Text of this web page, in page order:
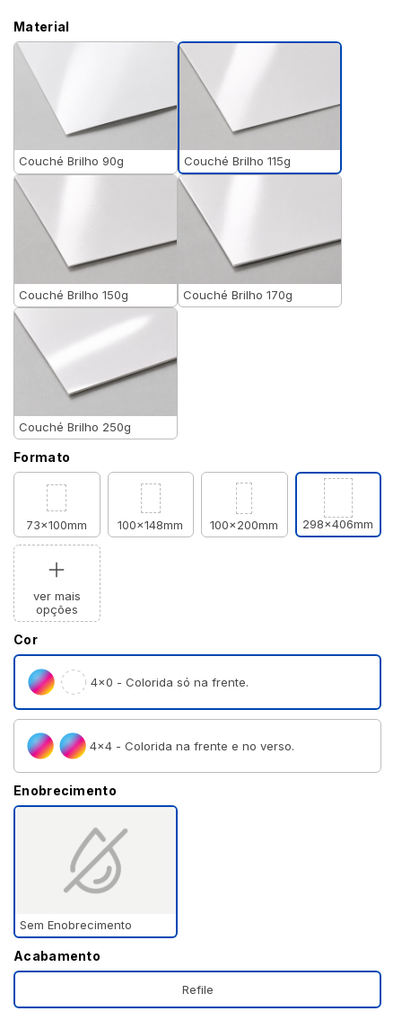
Material
Couché Brilho 90g Couché Brilho 115g
Couché Brilho 150g Couché Brilho 170g
Couché Brilho 250g
Formato
73x100mm 100x148mm 100x200mm 298x406mm
ver mais
opções
Cor
4×0 - Colorida só na frente.
4×4 - Colorida na frente e no verso.
Enobrecimento
Sem Enobrecimento
Acabamento
Refile